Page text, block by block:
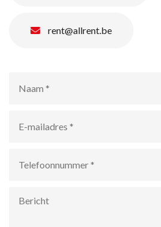
rent@allrent.be
mailadres *